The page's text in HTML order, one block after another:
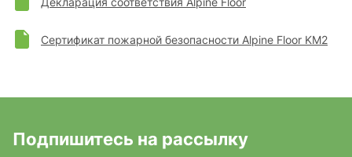
Сертификат пожарной безопасности Alpine Floor KM2
Подпишитесь на рассылку